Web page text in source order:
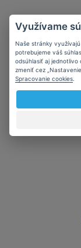
Využívame
Naše stránky
potrebujeme váš
odsúhlasiť aj jednotlivo
zmeniť cez
Spracovanie cookies